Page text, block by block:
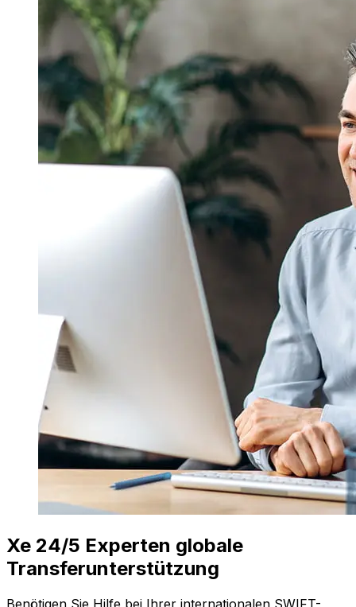
Xe 24/5 Experten globale
Transferunterstützung
Benötigen Sie Hilfe bei Ihrer internationalen SWIFT-